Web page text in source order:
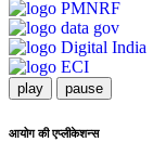
play pause
आयोग की एप्लीकेशन्स